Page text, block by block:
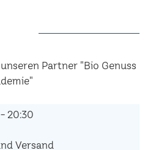
Partner "Bio Genuss
20:30
Versand